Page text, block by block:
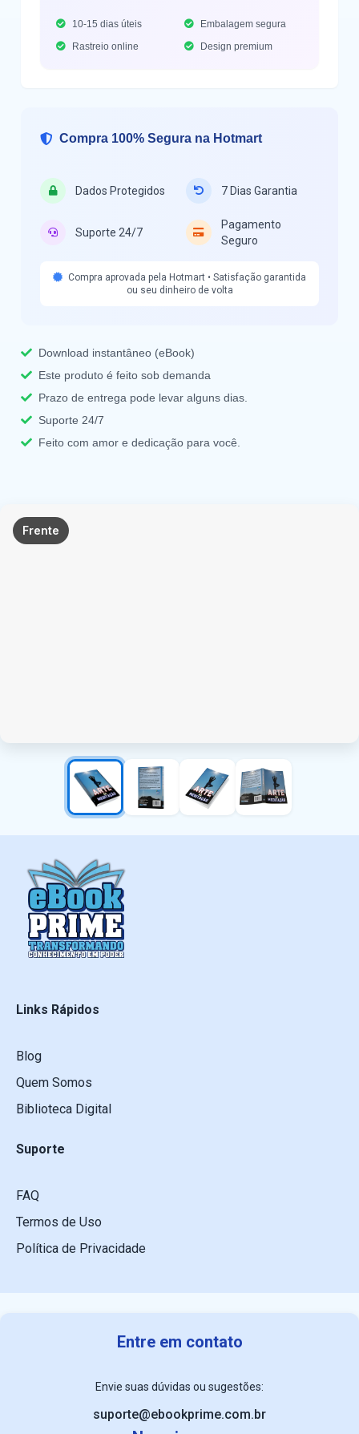
10-15 dias úteis
Embalagem segura
Rastreio online
Design premium
Compra 100% Segura na Hotmart
Dados Protegidos 7 Dias Garantia
Suporte 24/7
Pagamento
Seguro
Compra aprovada pela Hotmart • Satisfação garantida
ou seu dinheiro de volta
Download instantâneo (eBook)
Este produto é feito sob demanda
Prazo de entrega pode levar alguns dias.
Suporte 24/7
Feito com amor e dedicação para você.
Frente
Links Rápidos
Blog
Quem Somos
Biblioteca Digital
Suporte
FAQ
Termos de Uso
Política de Privacidade
Entre em contato
Envie suas dúvidas ou sugestões:
suporte@ebookprime.com.br